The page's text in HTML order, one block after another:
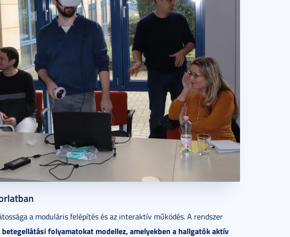
a moduláris felépítés és az interaktív működés. A rendszer
folyamatokat modellez, amelyekben a hallgatók aktív